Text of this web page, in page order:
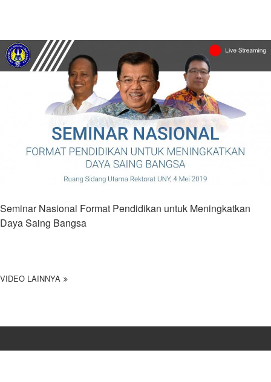
Seminar Nasional Format Pendidikan untuk Meningkatkan
Daya Saing Bangsa
VIDEO LAINNYA